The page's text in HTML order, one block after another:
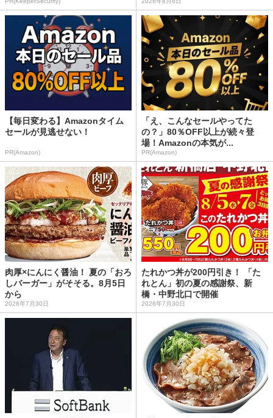
【毎日変わる】Amazonタイム
セールが見逃せない！
PR(Amazon)
「え、こんなセールやってた
の？」80％OFF以上が続々登
場！Amazonの本気が...
PR(Amazon)
肉厚×にんにく醤油！ 夏の「おろ
しバーガー」がそそる。8月5日
から
2026年7月30日
たれかつ丼が200円引き！ 「た
れとん」初の夏の感謝祭、新
橋・中野北口で開催
2026年7月30日